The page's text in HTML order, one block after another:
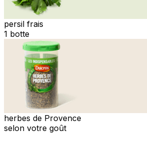
persil frais
1 botte
herbes de Provence
selon votre goût